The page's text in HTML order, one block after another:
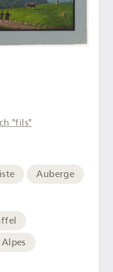
"fils"
Auberge
Alpes